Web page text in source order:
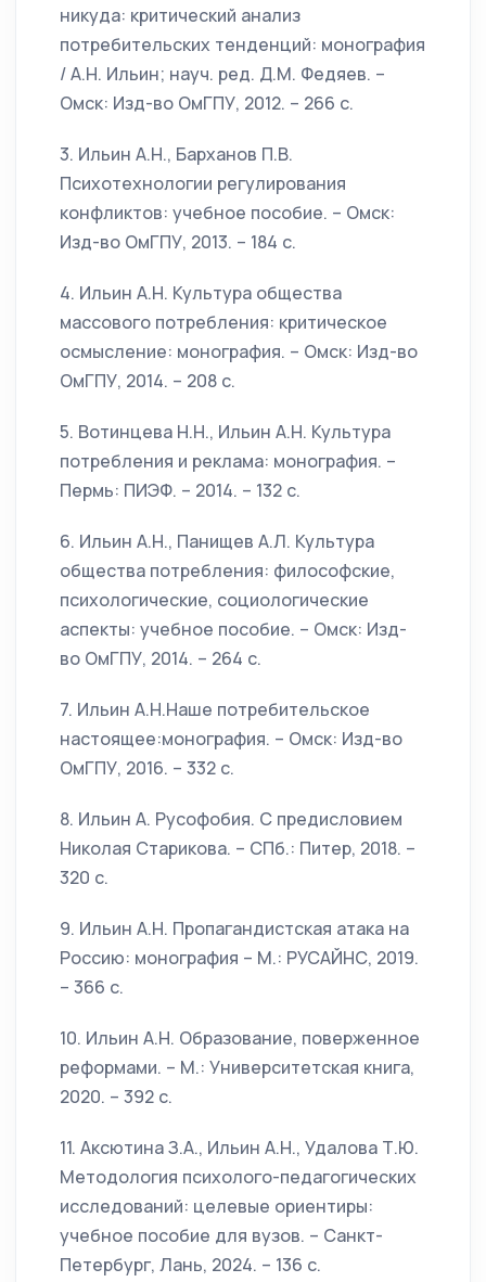
никуда: критический анализ
потребительских тенденций: монография
/ А.Н. Ильин; науч. ред. Д.М. Федяев. –
Омск: Изд-во ОмГПУ, 2012. – 266 с.
3. Ильин А.Н., Барханов П.В.
Психотехнологии регулирования
конфликтов: учебное пособие. – Омск:
Изд-во ОмГПУ, 2013. – 184 с.
4. Ильин А.Н. Культура общества
массового потребления: критическое
осмысление: монография. – Омск: Изд-во
ОмГПУ, 2014. – 208 с.
5. Вотинцева Н.Н., Ильин А.Н. Культура
потребления и реклама: монография. –
Пермь: ПИЭФ. – 2014. – 132 с.
6. Ильин А.Н., Панищев А.Л. Культура
общества потребления: философские,
психологические, социологические
аспекты: учебное пособие. – Омск: Изд-
во ОмГПУ, 2014. – 264 с.
7. Ильин А.Н.Наше потребительское
настоящее:монография. – Омск: Изд-во
ОмГПУ, 2016. – 332 с.
8. Ильин А. Русофобия. С предисловием
Николая Старикова. – СПб.: Питер, 2018. –
320 с.
9. Ильин А.Н. Пропагандистская атака на
Россию: монография – М.: РУСАЙНС, 2019.
– 366 с.
10. Ильин А.Н. Образование, поверженное
реформами. – М.: Университетская книга,
2020. – 392 с.
11. Аксютина З.А., Ильин А.Н., Удалова Т.Ю.
Методология психолого-педагогических
исследований: целевые ориентиры:
учебное пособие для вузов. – Санкт-
Петербург, Лань, 2024. – 136 с.